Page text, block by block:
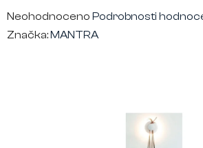
Průměrné
hodnocení
Neohodnoceno Podrobnosti
Značka:MANTRA